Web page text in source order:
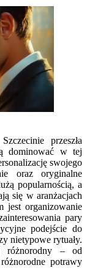
przeszła
dominować w tej
swojego
oraz oryginalne
popularnością, a
się w aranżacjach
jest organizowanie
pary
podejście do
nietypowe rytuały.
różnorodny – od
potrawy